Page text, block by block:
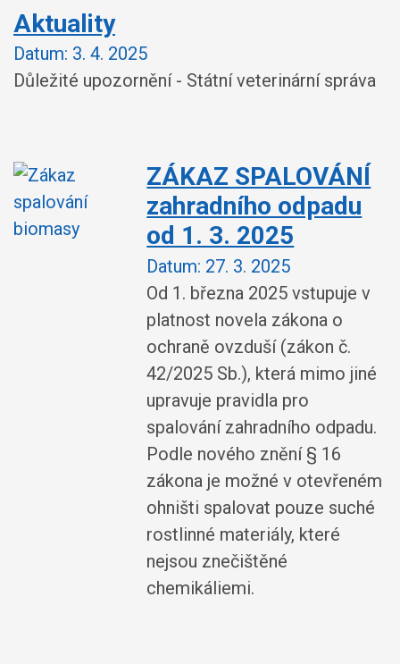
Aktuality
Datum: 3. 4. 2025
Důležité upozornění - Státní veterinární správa
ZÁKAZ SPALOVÁNÍ
zahradního odpadu
od 1. 3. 2025
Datum: 27. 3. 2025
Od 1. března 2025 vstupuje v
platnost novela zákona o
ochraně ovzduší (zákon č.
42/2025 Sb.), která mimo jiné
upravuje pravidla pro
spalování zahradního odpadu.
Podle nového znění § 16
zákona je možné v otevřeném
ohništi spalovat pouze suché
rostlinné materiály, které
nejsou znečištěné
chemikáliemi.